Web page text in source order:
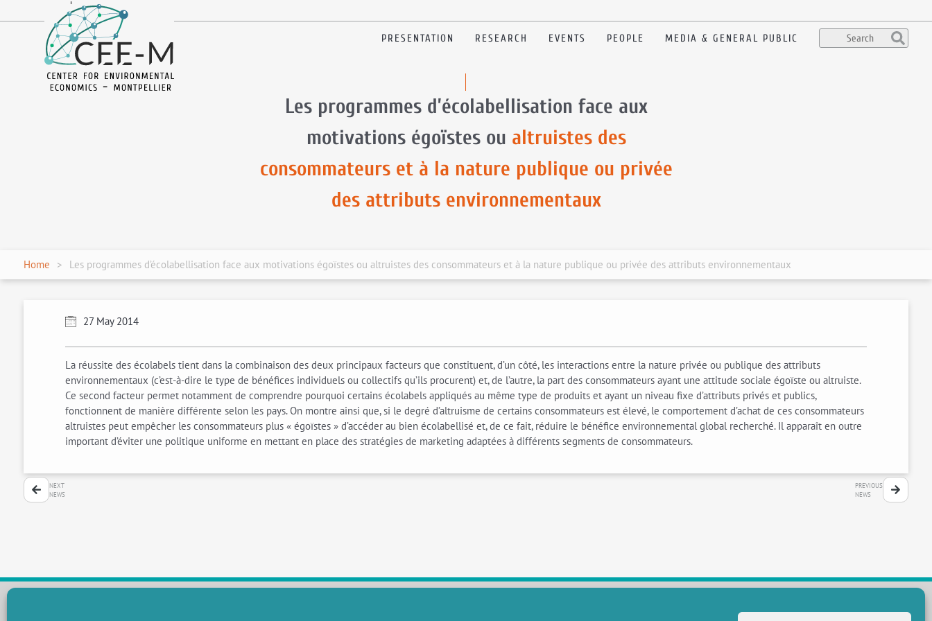
en
PRESENTATION RESEARCH EVENTS PEOPLE MEDIA & GENERAL PUBLIC
Les programmes d’écolabellisation face aux
motivations égoïstes ou altruistes des
consommateurs et à la nature publique ou privée
des attributs environnementaux
Home Les programmes d’écolabellisation face aux motivations égoïstes ou altruistes des consommateurs et à la nature publique ou privée des attributs environnementaux
27 May 2014
La réussite des écolabels tient dans la combinaison des deux principaux facteurs que constituent, d’un côté, les interactions entre la nature privée ou publique des attributs
environnementaux (c’est-à-dire le type de bénéfices individuels ou collectifs qu’ils procurent) et, de l’autre, la part des consommateurs ayant une attitude sociale égoïste ou altruiste.
Ce second facteur permet notamment de comprendre pourquoi certains écolabels appliqués au même type de produits et ayant un niveau fixe d’attributs privés et publics,
fonctionnent de manière différente selon les pays. On montre ainsi que, si le degré d’altruisme de certains consommateurs est élevé, le comportement d’achat de ces consommateurs
altruistes peut empêcher les consommateurs plus « égoïstes » d’accéder au bien écolabellisé et, de ce fait, réduire le bénéfice environnemental global recherché. Il apparaît en outre
important d’éviter une politique uniforme en mettant en place des stratégies de marketing adaptées à différents segments de consommateurs.
NEXT
NEWS
PREVIOUS
NEWS